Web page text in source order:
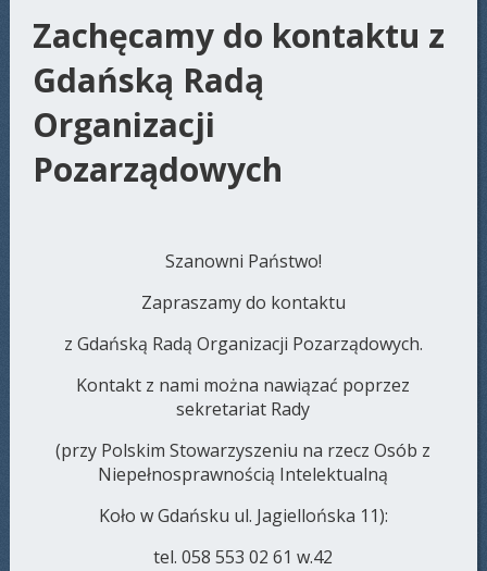
Zachęcamy do kontaktu z
Gdańską Radą
Organizacji
Pozarządowych
Szanowni Państwo!
Zapraszamy do kontaktu
z Gdańską Radą Organizacji Pozarządowych.
Kontakt z nami można nawiązać poprzez
sekretariat Rady
(przy Polskim Stowarzyszeniu na rzecz Osób z
Niepełnosprawnością Intelektualną
Koło w Gdańsku ul. Jagiellońska 11):
tel. 058 553 02 61 w.42